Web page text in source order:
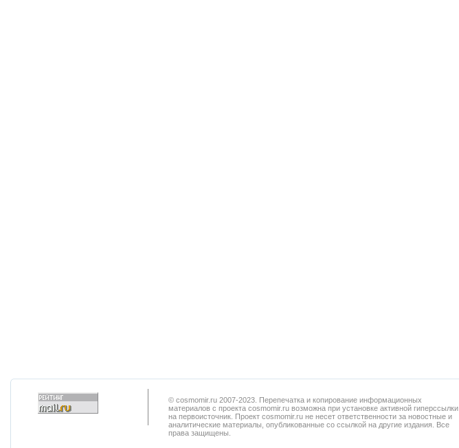
© cosmomir.ru 2007-2023. Перепечатка и копирование информационных
материалов с проекта cosmomir.ru возможна при установке активной гиперссылки
на первоисточник. Проект cosmomir.ru не несет ответственности за новостные и
аналитические материалы, опубликованные со ссылкой на другие издания. Все
права защищены.